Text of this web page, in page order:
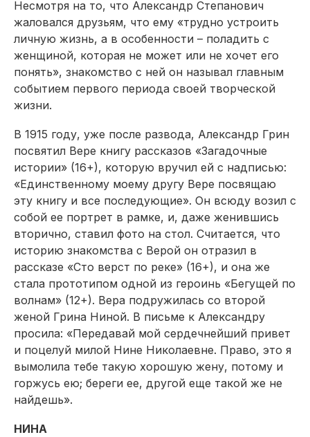
Несмотря на то, что Александр Степанович
жаловался друзьям, что ему «трудно устроить
личную жизнь, а в особенности – поладить с
женщиной, которая не может или не хочет его
понять», знакомство с ней он называл главным
событием первого периода своей творческой
жизни.
В 1915 году, уже после развода, Александр Грин
посвятил Вере книгу рассказов «Загадочные
истории» (16+), которую вручил ей с надписью:
«Единственному моему другу Вере посвящаю
эту книгу и все последующие». Он всюду возил с
собой ее портрет в рамке, и, даже женившись
вторично, ставил фото на стол. Считается, что
историю знакомства с Верой он отразил в
рассказе «Сто верст по реке» (16+), и она же
стала прототипом одной из героинь «Бегущей по
волнам» (12+). Вера подружилась со второй
женой Грина Ниной. В письме к Александру
просила: «Передавай мой сердечнейший привет
и поцелуй милой Нине Николаевне. Право, это я
вымолила тебе такую хорошую жену, потому и
горжусь ею; береги ее, другой еще такой же не
найдешь».
НИНА